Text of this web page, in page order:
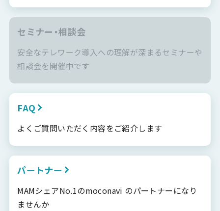
セミナー・相談会
安全なテレワーク導入への理解が深まるセミナーや
相談会を開催中です
FAQ
よくご質問いただく内容をご紹介します
パートナー
MAMシェアNo.1のmoconavi のパートナーになり
ませんか